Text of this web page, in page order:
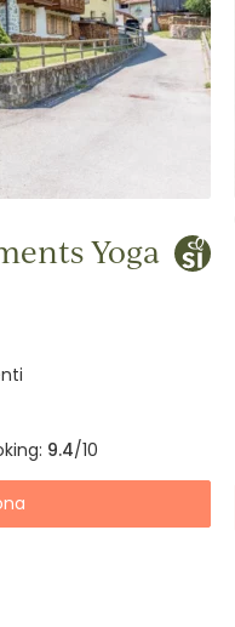
Yoga
9.4/10